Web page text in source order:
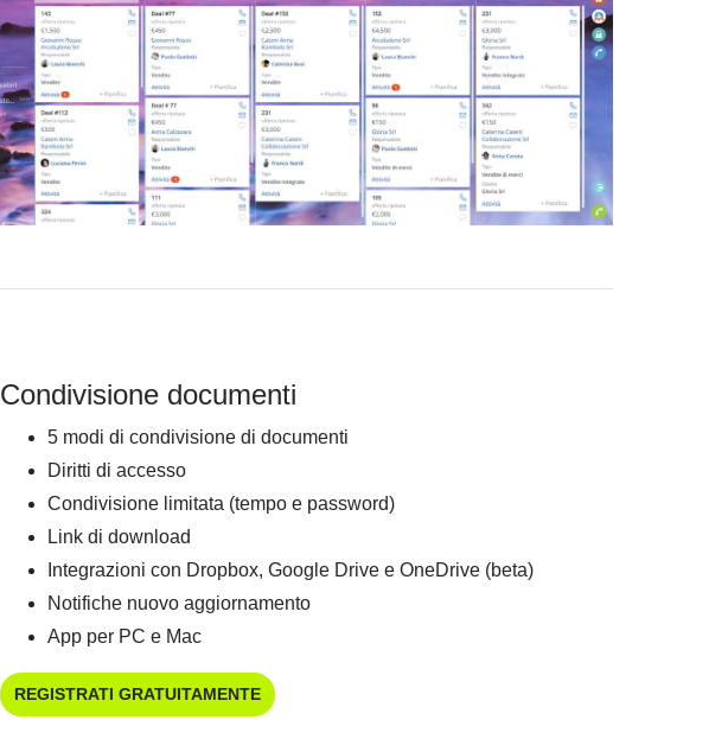
Condivisione documenti
5 modi di condivisione di documenti
Diritti di accesso
Condivisione limitata (tempo e password)
Link di download
Integrazioni con Dropbox, Google Drive e OneDrive (beta)
Notifiche nuovo aggiornamento
App per PC e Mac
REGISTRATI GRATUITAMENTE